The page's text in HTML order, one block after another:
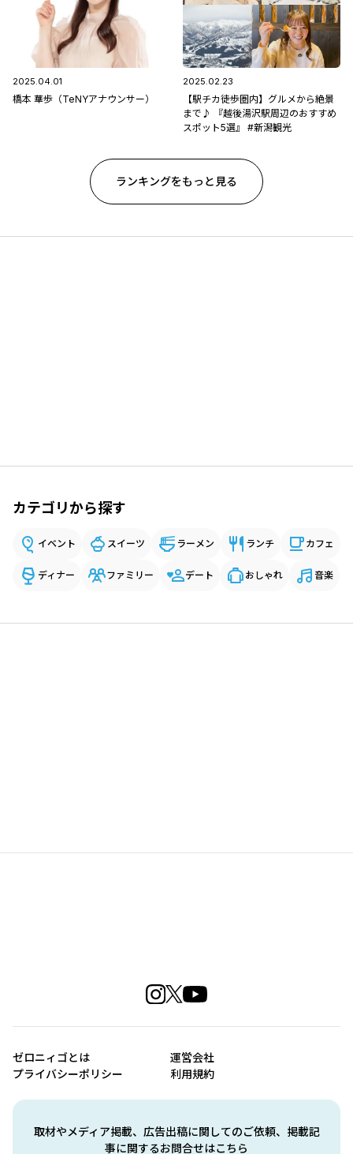
2025.04.01
橋本 華歩（TeNYアナウンサー）
2025.02.23
【駅チカ徒歩圏内】グルメから絶景
まで♪ 『越後湯沢駅周辺のおすすめ
スポット5選』 #新潟観光
ランキングをもっと見る
カテゴリから探す
イベント スイーツ ラーメン ランチ カフェ
ディナー ファミリー デート おしゃれ 音楽
取材やメディア掲載、広告出稿に関してのご依頼、掲載記
事に関するお問合せはこちら
ゼロニィゴとは
運営会社
プライバシーポリシー
利用規約